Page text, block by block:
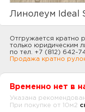
Линолеум Ideal
Отгружается кратно
только юридическим
по тел. +7 (812) 642-
Продажа кратно
Временно нет в
Указана
При покупке от 10м2